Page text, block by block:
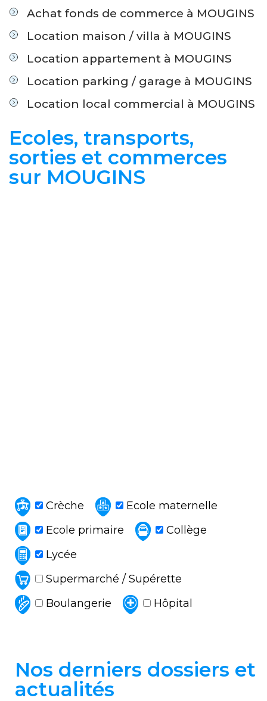
Achat fonds de commerce à MOUGINS
Location maison / villa à MOUGINS
Location appartement à MOUGINS
Location parking / garage à MOUGINS
Location local commercial à MOUGINS
Ecoles, transports,
sorties et commerces
sur MOUGINS
Crèche
Ecole maternelle
Ecole primaire
Collège
Lycée
Supermarché / Supérette
Boulangerie
Hôpital
Nos derniers dossiers et
actualités